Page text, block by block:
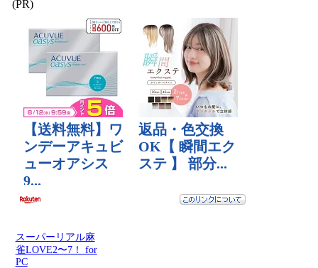
(PR)
スーパーリアル麻
雀LOVE2〜7！ for
PC